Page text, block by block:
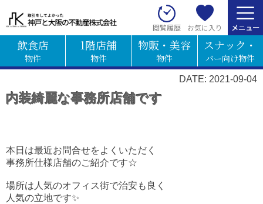
閲覧履歴 お気に入り
飲食店
物件
1階店舗
物件
物販・美容
物件
スナック・
バー向け物件
DATE: 2021-09-04
内装綺麗な事務所店舗です
本日は最近お問合せをよくいただく
事務所仕様店舗のご紹介です☆
場所は人気のオフィス街で治安も良く
人気の立地です✨